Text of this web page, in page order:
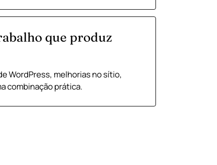
que produz
WordPress, melhorias no sítio,
combinação prática.